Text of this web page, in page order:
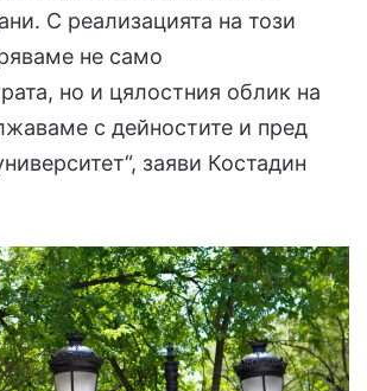
С реализацията на този
не само
но и цялостния облик на
с дейностите и пред
заяви Костадин